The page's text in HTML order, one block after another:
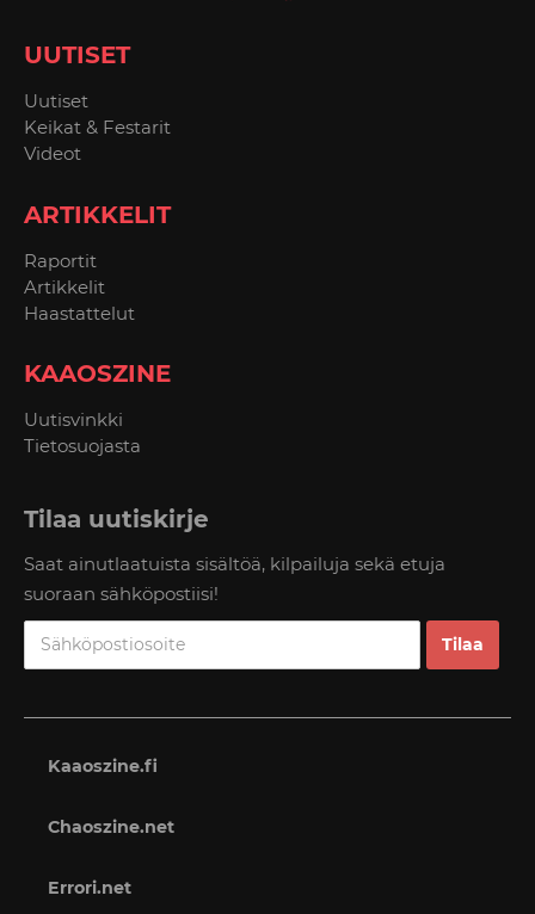
UUTISET
Uutiset
Keikat & Festarit
Videot
ARTIKKELIT
Raportit
Artikkelit
Haastattelut
KAAOSZINE
Uutisvinkki
Tietosuojasta
Tilaa uutiskirje
Saat ainutlaatuista sisältöä, kilpailuja sekä etuja
suoraan sähköpostiisi!
Kaaoszine.fi
Chaoszine.net
Errori.net